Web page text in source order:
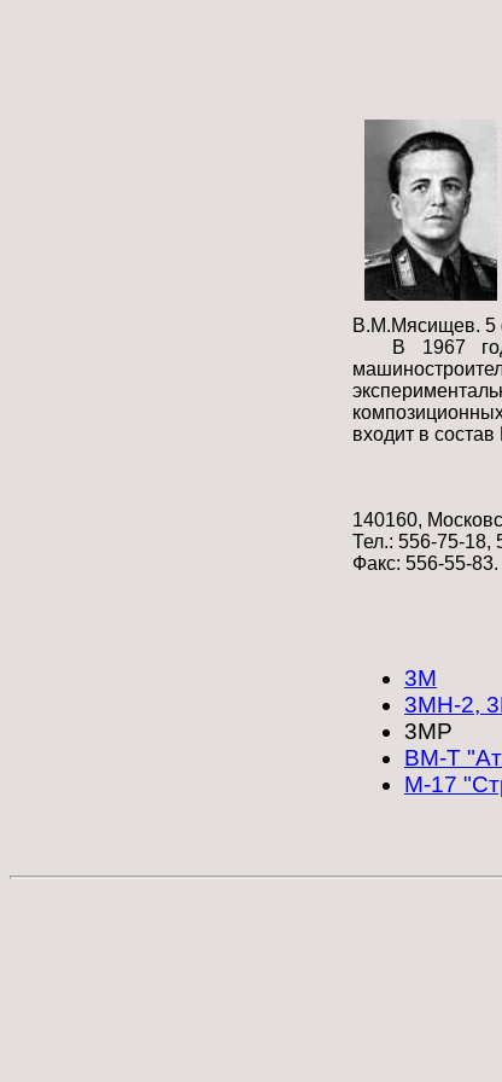
В.М.Мясищев. 5
В 1967
входит в
140160,
Тел.: 556-75-18,
Факс: 556-55-83.
3М
3МН-2,
3МР
ВМ-Т
М-17